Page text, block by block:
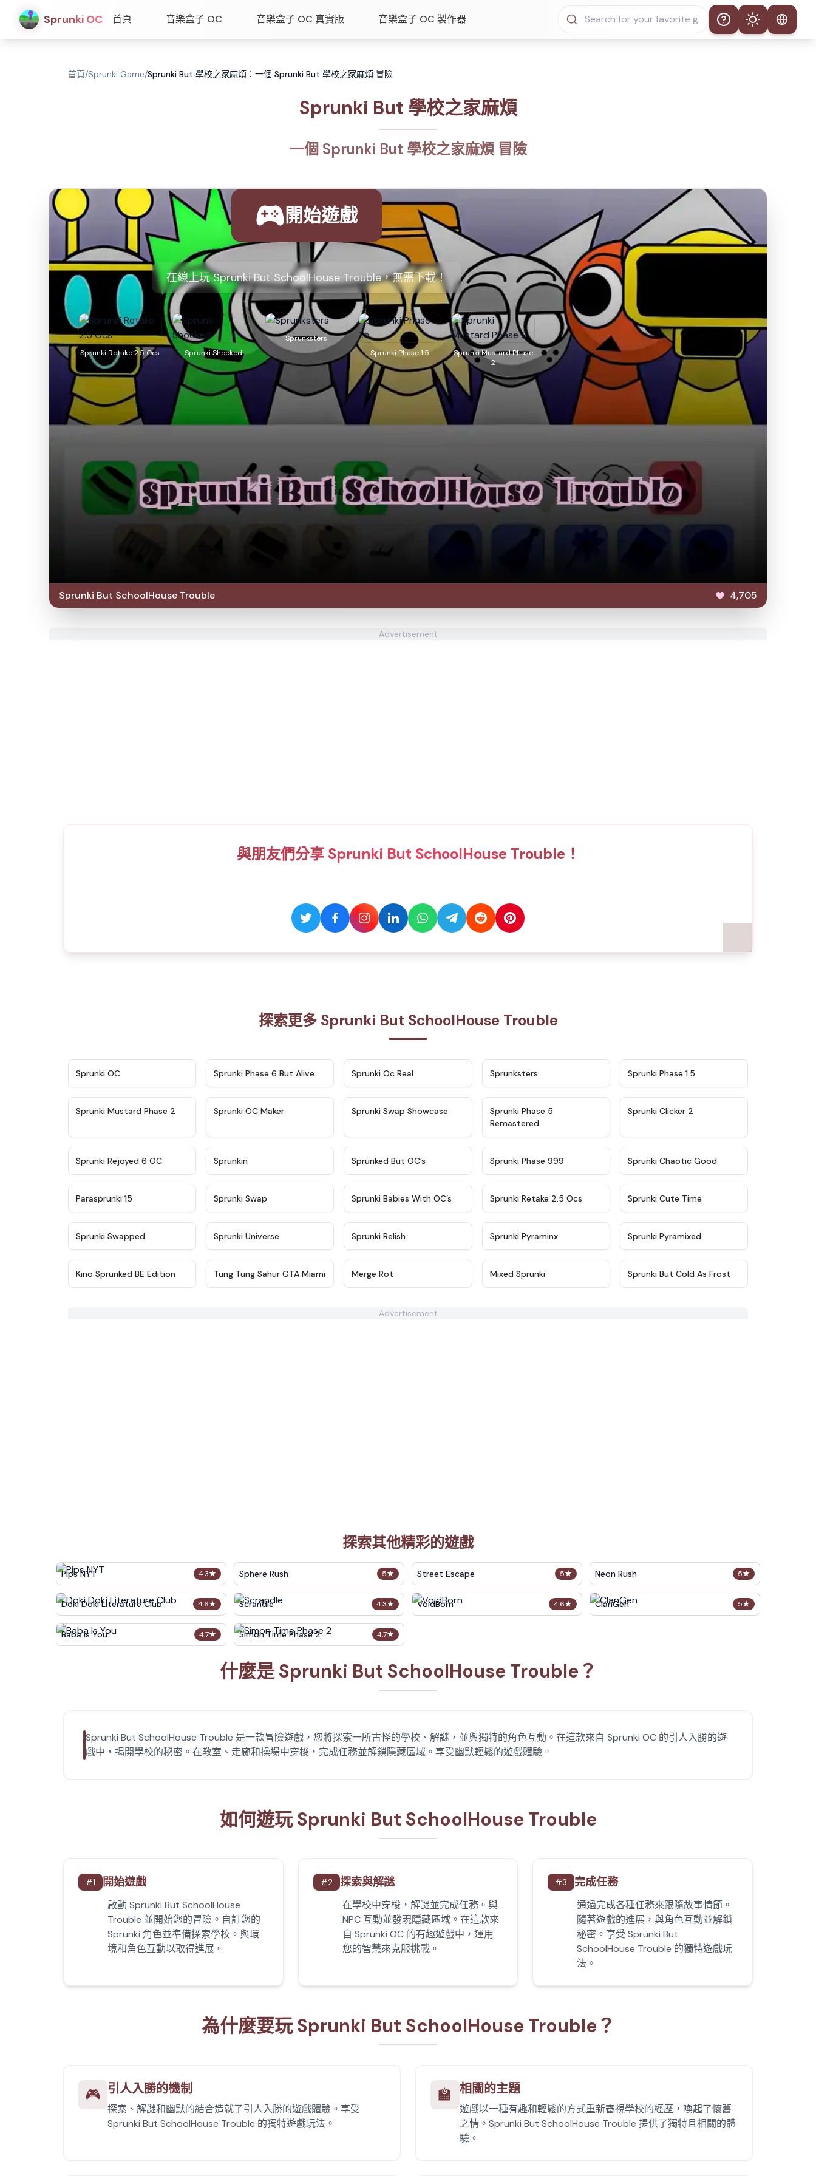
Sprunki OC 首頁 音樂盒子 OC 音樂盒子 OC 真實版 音樂盒子 OC 製作器 Help Theme
首頁/Sprunki Game/Sprunki But 學校之家麻煩：一個 Sprunki But 學校之家麻煩 冒險
Sprunki But 學校之家麻煩
一個 Sprunki But 學校之家麻煩 冒險
開始遊戲
在線上玩 Sprunki But SchoolHouse Trouble，無需下載！
Sprunki Retake 2.5 Ocs Sprunki Shocked
Sprunksters
Sprunki Phase 1.5
Sprunki Mustard Phase
2
Sprunki But SchoolHouse Trouble 4,705
Advertisement
與朋友們分享 Sprunki But SchoolHouse Trouble！
探索更多 Sprunki But SchoolHouse Trouble
Sprunki OC ★ 4.9
Sprunki Phase 6 But Alive Sprunki Oc Real Sprunksters Sprunki Phase 1.5
★ 4.4
Sprunki Mustard Phase 2 Sprunki OC Maker ★ 4.6
Sprunki Swap Showcase
Sprunki Phase 5
Remastered
Sprunki Clicker 2
★
Sprunki Rejoyed 6 OC Sprunkin Sprunked But OC’s Sprunki Phase 999 ★
Sprunki Chaotic Good
Parasprunki 15 Sprunki Swap ★ 4.8
Sprunki Babies With OC’s ★
Sprunki Retake 2.5 Ocs Sprunki Cute Time
Sprunki Swapped Sprunki Universe Sprunki Relish Sprunki Pyraminx Sprunki Pyramixed
★ 4.8
Kino Sprunked BE Edition ★ 4.6
Tung Tung Sahur GTA Miami Merge Rot Mixed Sprunki ★ 4.5
Sprunki But Cold As Frost
Advertisement
探索其他精彩的遊戲
4.3★
Pips NYT 5★
Sphere Rush 5★
Street Escape 5★
Neon Rush
4.6★
Doki Doki Literature Club 4.3★
Scrandle 4.6★
VoidBorn 5★
ClanGen
4.7★
Baba Is You 4.7★
Simon Time Phase 2
什麼是 Sprunki But SchoolHouse Trouble？
Sprunki But SchoolHouse Trouble 是一款冒險遊戲，您將探索一所古怪的學校、解謎，並與獨特的角色互動。在這款來自 Sprunki OC 的引人入勝的遊
戲中，揭開學校的秘密。在教室、走廊和操場中穿梭，完成任務並解鎖隱藏區域。享受幽默輕鬆的遊戲體驗。
如何遊玩 Sprunki But SchoolHouse Trouble
#1 開始遊戲
啟動 Sprunki But SchoolHouse
Trouble 並開始您的冒險。自訂您的
Sprunki 角色並準備探索學校。與環
境和角色互動以取得進展。
#2 探索與解謎
在學校中穿梭，解謎並完成任務。與
NPC 互動並發現隱藏區域。在這款來
自 Sprunki OC 的有趣遊戲中，運用
您的智慧來克服挑戰。
#3 完成任務
通過完成各種任務來跟隨故事情節。
隨著遊戲的進展，與角色互動並解鎖
秘密。享受 Sprunki But
SchoolHouse Trouble 的獨特遊戲玩
法。
為什麼要玩 Sprunki But SchoolHouse Trouble？
🎮 引人入勝的機制
探索、解謎和幽默的結合造就了引人入勝的遊戲體驗。享受
Sprunki But SchoolHouse Trouble 的獨特遊戲玩法。
🏫 相關的主題
遊戲以一種有趣和輕鬆的方式重新審視學校的經歷，喚起了懷舊
之情。Sprunki But SchoolHouse Trouble 提供了獨特且相關的體
驗。